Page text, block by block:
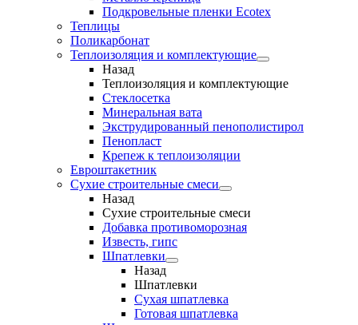
Подкровельные пленки Ecotex
Теплицы
Поликарбонат
Теплоизоляция и комплектующие
Назад
Теплоизоляция и комплектующие
Стеклосетка
Минеральная вата
Экструдированный пенополистирол
Пенопласт
Крепеж к теплоизоляции
Евроштакетник
Сухие строительные смеси
Назад
Сухие строительные смеси
Добавка противоморозная
Известь, гипс
Шпатлевки
Назад
Шпатлевки
Сухая шпатлевка
Готовая шпатлевка